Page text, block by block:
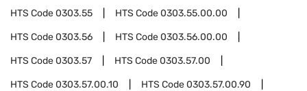
HTS Code0303.55 HTS Code0303.55.00.00
HTS Code0303.56 HTS Code0303.56.00.00
HTS Code0303.57 HTS Code0303.57.00
HTS Code0303.57.00.10 HTS Code0303.57.00.90